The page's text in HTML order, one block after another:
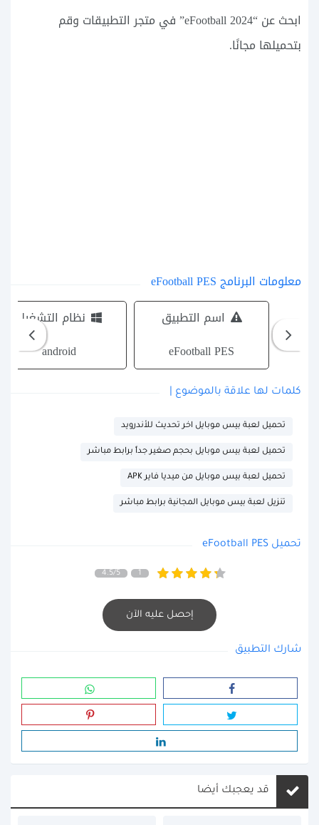
ابحث عن “eFootball 2024” في متجر التطبيقات وقم
بتحميلها مجانًا.
معلومات البرنامج eFootball PES
اسم التطبيق
eFootball PES
نظام التشغيل
android
كلمات لها علاقة بالموضوع |
تحميل لعبة بيس موبايل اخر تحديث للأندرويد
تحميل لعبة بيس موبايل بحجم صغير جداً برابط مباشر
تحميل لعبة بيس موبايل من ميديا فاير APK
تنزيل لعبة بيس موبايل المجانية برابط مباشر
تحميل eFootball PES
4.5/5 1
إحصل عليه الآن
شارك التطبيق
قد يعجبك أيضا